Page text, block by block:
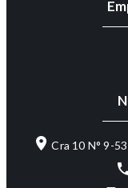
Cra 10 N° 9-53